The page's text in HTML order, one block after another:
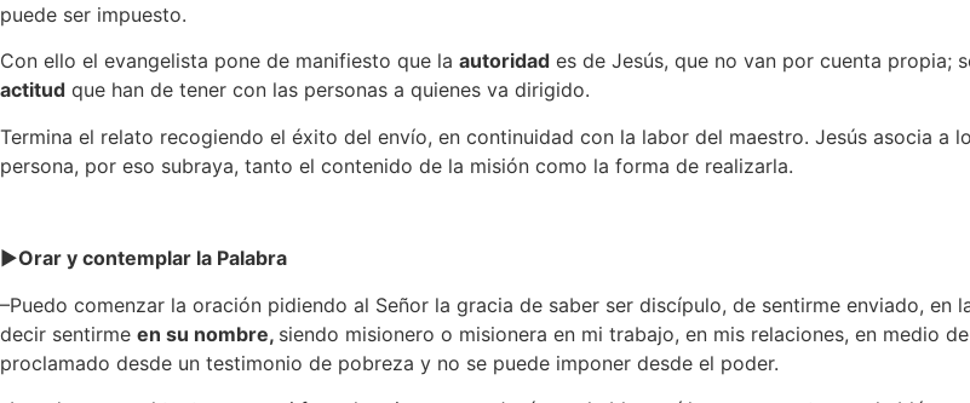
puede ser impuesto.
Con ello el evangelista pone de manifiesto que la autoridad es de Jesús, que no van por cuenta propia;
actitud que han de tener con las personas a quienes va dirigido.
Termina el relato recogiendo el éxito del envío, en continuidad con la labor del maestro. Jesús asocia a
persona, por eso subraya, tanto el contenido de la misión como la forma de realizarla.
►Orar y contemplar la Palabra
–Puedo comenzar la oración pidiendo al Señor la gracia de saber ser discípulo, de sentirme enviado,
decir sentirme en su nombre, siendo misionero o misionera en mi trabajo, en mis relaciones, en medio
proclamado desde un testimonio de pobreza y no se puede imponer desde el poder.